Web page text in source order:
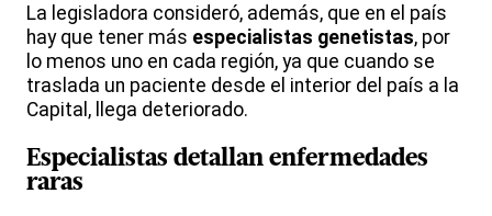
La legisladora consideró, además, que en el país
hay que tener más especialistas genetistas, por
lo menos uno en cada región, ya que cuando se
traslada un paciente desde el interior del país a la
Capital, llega deteriorado.
Especialistas detallan enfermedades
raras